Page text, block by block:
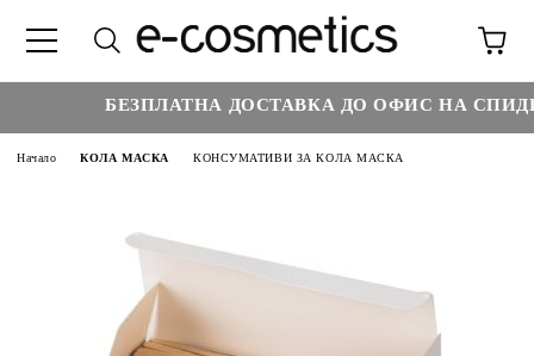
БЕЗПЛАТНА ДОСТАВКА ДО ОФИС НА СПИДИ
Начало КОЛА МАСКА КОНСУМАТИВИ ЗА КОЛА МАСКА